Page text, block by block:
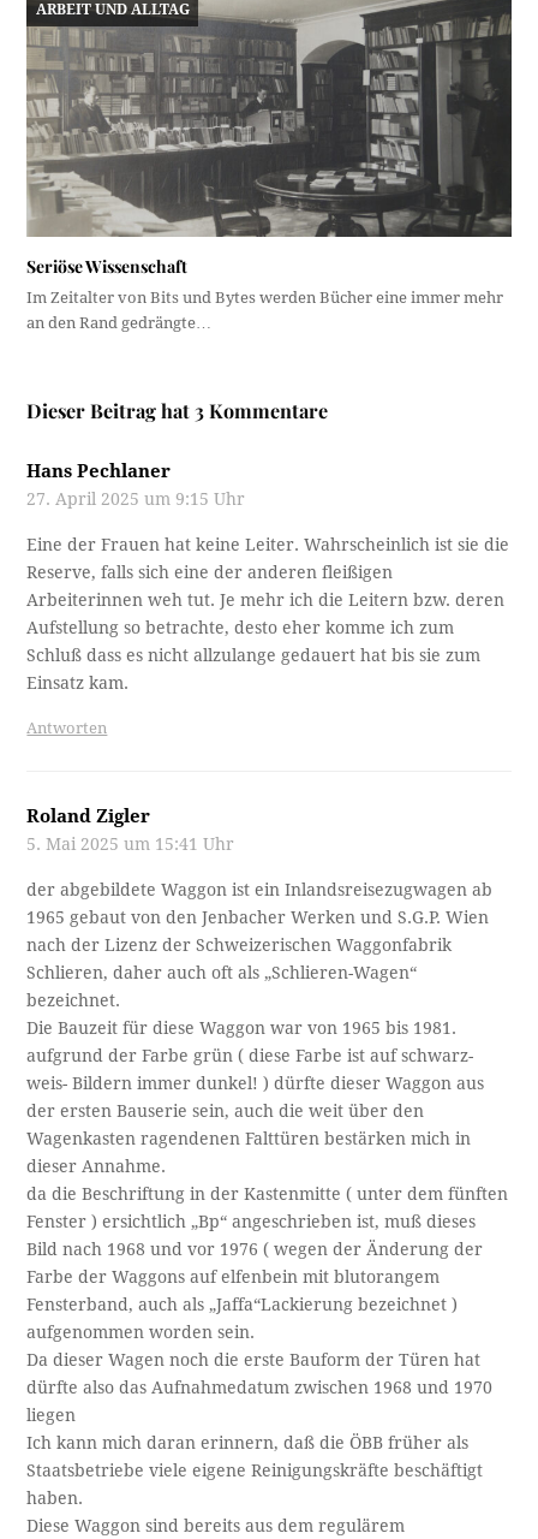
ARBEIT UND ALLTAG
Seriöse Wissenschaft
Im Zeitalter von Bits und Bytes werden Bücher eine immer mehr
an den Rand gedrängte…
Dieser Beitrag hat 3 Kommentare
Hans Pechlaner
27. April 2025 um 9:15 Uhr
Eine der Frauen hat keine Leiter. Wahrscheinlich ist sie die
Reserve, falls sich eine der anderen fleißigen
Arbeiterinnen weh tut. Je mehr ich die Leitern bzw. deren
Aufstellung so betrachte, desto eher komme ich zum
Schluß dass es nicht allzulange gedauert hat bis sie zum
Einsatz kam.
Antworten
Roland Zigler
5. Mai 2025 um 15:41 Uhr
der abgebildete Waggon ist ein Inlandsreisezugwagen ab
1965 gebaut von den Jenbacher Werken und S.G.P. Wien
nach der Lizenz der Schweizerischen Waggonfabrik
Schlieren, daher auch oft als „Schlieren-Wagen“
bezeichnet.
Die Bauzeit für diese Waggon war von 1965 bis 1981.
aufgrund der Farbe grün ( diese Farbe ist auf schwarz-
weis- Bildern immer dunkel! ) dürfte dieser Waggon aus
der ersten Bauserie sein, auch die weit über den
Wagenkasten ragendenen Falttüren bestärken mich in
dieser Annahme.
da die Beschriftung in der Kastenmitte ( unter dem fünften
Fenster ) ersichtlich „Bp“ angeschrieben ist, muß dieses
Bild nach 1968 und vor 1976 ( wegen der Änderung der
Farbe der Waggons auf elfenbein mit blutorangem
Fensterband, auch als „Jaffa“Lackierung bezeichnet )
aufgenommen worden sein.
Da dieser Wagen noch die erste Bauform der Türen hat
dürfte also das Aufnahmedatum zwischen 1968 und 1970
liegen
Ich kann mich daran erinnern, daß die ÖBB früher als
Staatsbetriebe viele eigene Reinigungskräfte beschäftigt
haben.
Diese Waggon sind bereits aus dem regulärem